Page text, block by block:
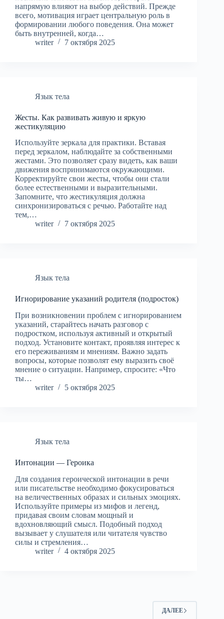
напрямую влияют на выбор действий. Прежде
всего, мотивация играет центральную роль в
формировании любого поведения. Она может
быть внутренней, когда…
writer
7 октября 2025
Язык тела
Жесты. Как развивать живую и яркую
жестикуляцию
Используйте зеркала для практики. Вставая
перед зеркалом, наблюдайте за собственными
жестами. Это позволяет сразу видеть, как ваши
движения воспринимаются окружающими.
Корректируйте свои жесты, чтобы они стали
более естественными и выразительными.
Запомните, что жестикуляция должна
синхронизироваться с речью. Работайте над
тем,…
writer
7 октября 2025
Язык тела
Игнорирование указаний родителя (подросток)
При возникновении проблем с игнорированием
указаний, старайтесь начать разговор с
подростком, используя активный и открытый
подход. Установите контакт, проявляя интерес к
его переживаниям и мнениям. Важно задать
вопросы, которые позволят ему выразить своё
мнение о ситуации. Например, спросите: «Что
ты…
writer
5 октября 2025
Язык тела
Интонации — Героика
Для создания героической интонации в речи
или писательстве необходимо фокусироваться
на величественных образах и сильных эмоциях.
Используйте примеры из мифов и легенд,
придавая своим словам мощный и
вдохновляющий смысл. Подобный подход
вызывает у слушателя или читателя чувство
силы и стремления…
writer
4 октября 2025
ДАЛЕЕ